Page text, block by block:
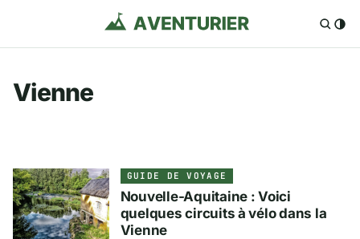
Vienne
GUIDE DE VOYAGE
Nouvelle-Aquitaine : Voici
quelques circuits à vélo dans la
Vienne